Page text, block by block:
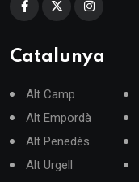
Catalunya
Alt Camp
Alt Empordà
Alt Penedès
Alt Urgell